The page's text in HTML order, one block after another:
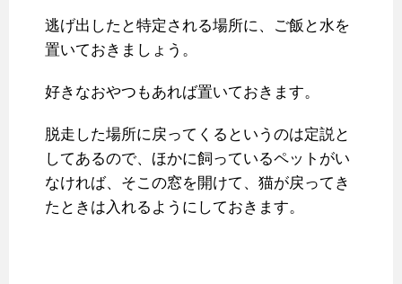
逃げ出したと特定される場所に、ご飯と水を
置いておきましょう。
好きなおやつもあれば置いておきます。
脱走した場所に戻ってくるというのは定説と
してあるので、ほかに飼っているペットがい
なければ、そこの窓を開けて、猫が戻ってき
たときは入れるようにしておきます。